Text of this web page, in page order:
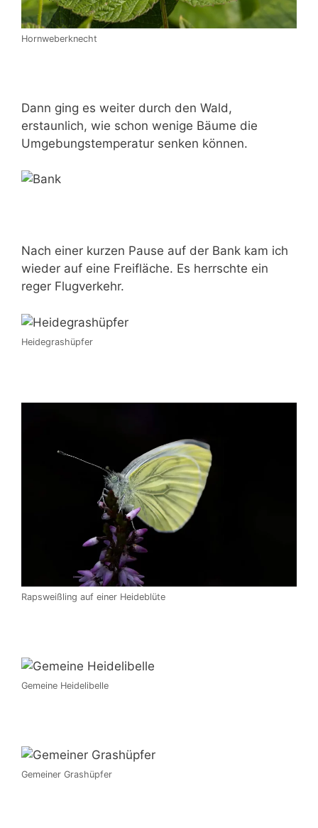
Hornweberknecht
Dann ging es weiter durch den Wald,
erstaunlich, wie schon wenige Bäume die
Umgebungstemperatur senken können.
Nach einer kurzen Pause auf der Bank kam ich
wieder auf eine Freifläche. Es herrschte ein
reger Flugverkehr.
Heidegrashüpfer
Rapsweißling auf einer Heideblüte
Gemeine Heidelibelle
Gemeiner Grashüpfer